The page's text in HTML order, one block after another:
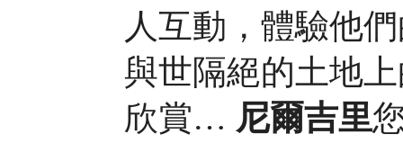
人互動，體驗他
與世隔絕的土地
欣賞… 尼爾吉里